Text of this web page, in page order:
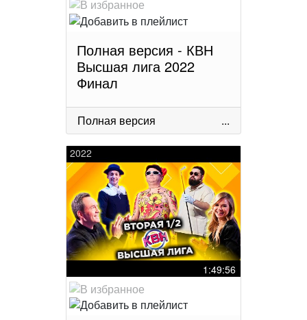
Полная версия - КВН
Высшая лига 2022
Финал
Полная версия ...
2022
1:49:56